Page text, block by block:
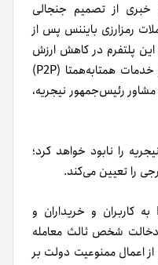
خبری از تصمیم جنجالی
رمزارزی بایننس پس از
این پلتفرم در کاهش ارزش
پول ملی نقش دارد، نرخ نایرا را از خدمات همتا‌به‌همتا (P2P)
رئیس‌جمهور نیجریه،
را نابود خواهد کرد؛
را تعیین می‌کند.
، ویژگی P2P به کاربران و خریداران و
دخالت شخص ثالث معامله
در سال ۲۰۲۱ و پس از اعمال ممنوعیت دولت بر